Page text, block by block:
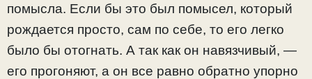
помысла. Если бы это был помысел, который
рождается просто, сам по себе, то его легко
было бы отогнать. А так как он навязчивый, —
его прогоняют, а он все равно обратно упорно